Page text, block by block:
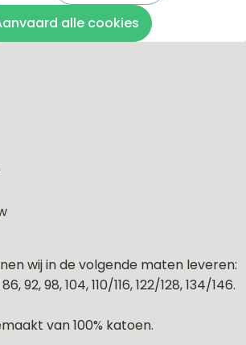
Deze shirtjes hebben wij in de
wij in de volgende maten leveren:
92, 98, 104, 110/116, 122/128, 134/146.
van 100% katoen.
alle cookies